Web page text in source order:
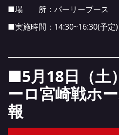
■場 所：パーリーブース
■実施時間：14:30~16:30(予定)
■5月18日（土
ーロ宮崎戦ホ
報